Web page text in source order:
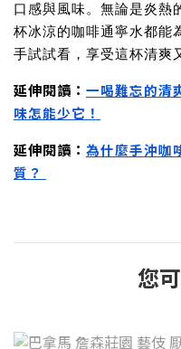
口感與風味。無論是炎熱
杯冰涼的咖啡通寧水都能
手試試看，享受這杯清爽
延伸閱讀： 一喝難忘的清
味怎能少它！
延伸閱讀： 為什麼手沖咖
質？
您